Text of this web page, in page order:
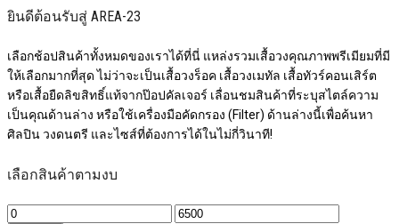
ยินดีต้อนรับสู่ AREA-23
เลือกช้อปสินค้าทั้งหมดของเราได้ที่นี่ แหล่งรวมเสื้อวงคุณภาพพรีเมียมที่มี
ให้เลือกมากที่สุด ไม่ว่าจะเป็นเสื้อวงร็อค เสื้อวงเมทัล เสื้อทัวร์คอนเสิร์ต
หรือเสื้อยืดลิขสิทธิ์แท้จากป๊อปคัลเจอร์ เลื่อนชมสินค้าที่ระบุสไตล์ความ
เป็นคุณด้านล่าง หรือใช้เครื่องมือคัดกรอง (Filter) ด้านล่างนี้เพื่อค้นหา
ศิลปิน วงดนตรี และไซส์ที่ต้องการได้ในไม่กี่วินาที!
เลือกสินค้าตามงบ
ราคา
ราคา